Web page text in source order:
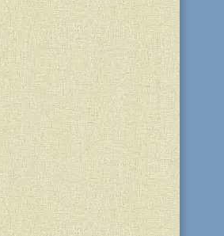
(1 липня 2026) у
нашої громади і
психолога приватного
Менахем Любавич” Пейси
син Леон!
Кам'янського щиро
Давельман та Новоселья
подією! Мазл Тов!...